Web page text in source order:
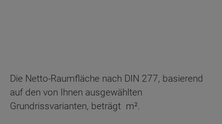
Die Netto-Raumfläche nach DIN 277, basierend
auf den von Ihnen ausgewählten
Grundrissvarianten, beträgt m².